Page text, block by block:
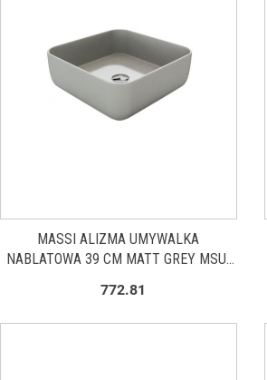
MASSI ALIZMA UMYWALKA
NABLATOWA 39 CM MATT GREY MSU-
772.81